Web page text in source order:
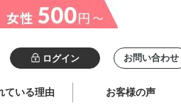
ログイン お問い合わせ
ている理由 お客様の声